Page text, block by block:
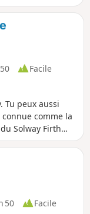
Facile
Tu peux aussi
comme la
Solway Firth
a l'avantage
que lorsque la
pour se baigner
faire tout le
50
Facile